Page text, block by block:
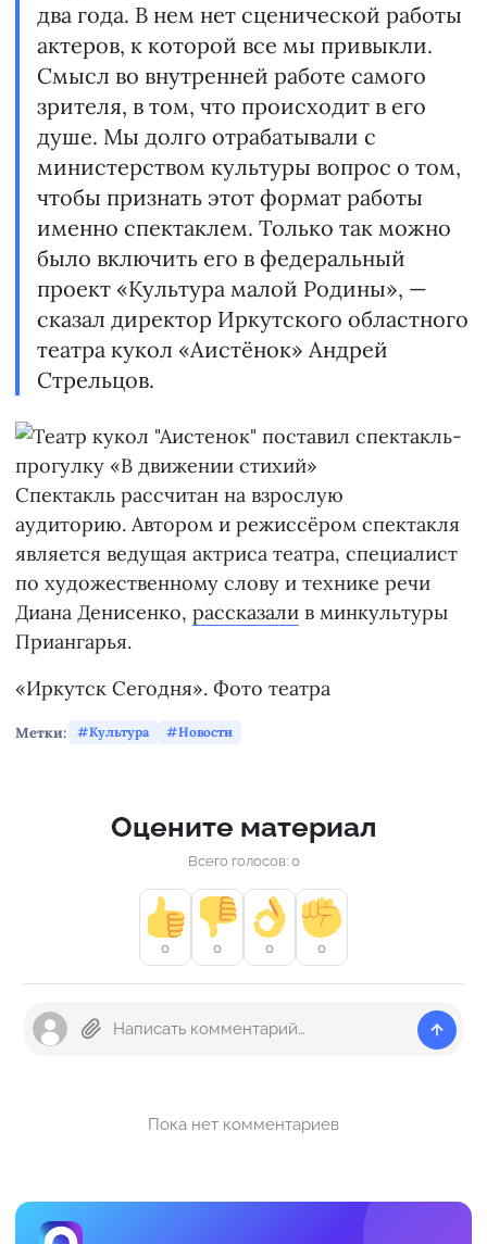
два года. В нем нет сценической работы
актеров, к которой все мы привыкли.
Смысл во внутренней работе самого
зрителя, в том, что происходит в его
душе. Мы долго отрабатывали с
министерством культуры вопрос о том,
чтобы признать этот формат работы
именно спектаклем. Только так можно
было включить его в федеральный
проект «Культура малой Родины», —
сказал директор Иркутского областного
театра кукол «Аистёнок» Андрей
Стрельцов.
Спектакль рассчитан на взрослую
аудиторию. Автором и режиссёром спектакля
является ведущая актриса театра, специалист
по художественному слову и технике речи
Диана Денисенко, рассказали в минкультуры
Приангарья.
«Иркутск Сегодня». Фото театра
Метки: Культура Новости
Оцените материал
Всего голосов: 0
0 0 0 0
Пока нет комментариев